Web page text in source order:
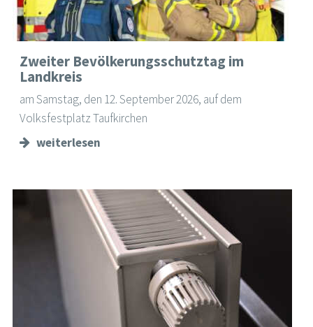
Zweiter Bevölkerungsschutztag im
Landkreis
am Samstag, den 12. September 2026, auf dem
Volksfestplatz Taufkirchen
weiterlesen